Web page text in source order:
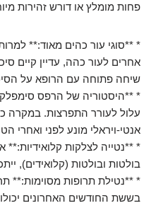
פחות מומלץ או דורש זהירות
* **סוגי עור כהים מאוד:**
אחרים לעור כהה, עדיין קיים
שיחה פתוחה עם הרופא על
* **היסטוריה של הרפס
עלול לעורר התפרצות. במקרה
אנטי-ויראלי מונע לפני ואחרי
* **נטייה לצלקות
בולטות ובולטות (קלואידים),
* **נטילת תרופות מסוימות:**
בששת החודשים האחרונים